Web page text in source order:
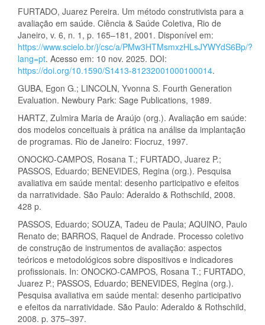
FURTADO, Juarez Pereira. Um método construtivista para a
avaliação em saúde. Ciência & Saúde Coletiva, Rio de
Janeiro, v. 6, n. 1, p. 165–181, 2001. Disponível em:
https://www.scielo.br/j/csc/a/PMw3HTMsmxzHLsJYWYdS6Bp/?
lang=pt. Acesso em: 10 nov. 2025. DOI:
https://doi.org/10.1590/S1413-81232001000100014.
GUBA, Egon G.; LINCOLN, Yvonna S. Fourth Generation
Evaluation. Newbury Park: Sage Publications, 1989.
HARTZ, Zulmira Maria de Araújo (org.). Avaliação em saúde:
dos modelos conceituais à prática na análise da implantação
de programas. Rio de Janeiro: Fiocruz, 1997.
ONOCKO-CAMPOS, Rosana T.; FURTADO, Juarez P.;
PASSOS, Eduardo; BENEVIDES, Regina (org.). Pesquisa
avaliativa em saúde mental: desenho participativo e efeitos
da narratividade. São Paulo: Aderaldo & Rothschild, 2008.
428 p.
PASSOS, Eduardo; SOUZA, Tadeu de Paula; AQUINO, Paulo
Renato de; BARROS, Raquel de Andrade. Processo coletivo
de construção de instrumentos de avaliação: aspectos
teóricos e metodológicos sobre dispositivos e indicadores
profissionais. In: ONOCKO-CAMPOS, Rosana T.; FURTADO,
Juarez P.; PASSOS, Eduardo; BENEVIDES, Regina (org.).
Pesquisa avaliativa em saúde mental: desenho participativo
e efeitos da narratividade. São Paulo: Aderaldo & Rothschild,
2008. p. 375–397.